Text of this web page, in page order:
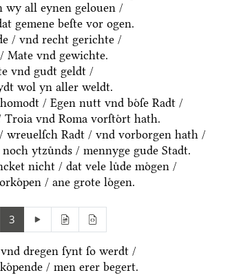
wy all eynen gelouen /
gemene beſte vor ogen.
/ vnd recht gerichte /
Mate vnd gewichte.
vnd gudt geldt /
wol yn aller weldt.
/ Egen nutt vnd boͤſe Radt /
Troia vnd Roma vorſtoͤrt hath.
wreuelſch Radt / vnd vorborgen hath /
ytzuͤnds / mennyge gude Stadt.
nicht / dat vele luͤde moͤgen /
/ ane grote loͤgen.
3
dregen ſynt ſo werdt /
/ men erer begert.